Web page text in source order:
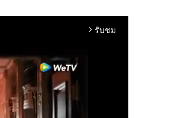
arrow_forward_ios รับชม